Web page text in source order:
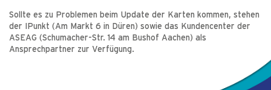
Sollte es zu Problemen beim Update der Karten kommen, stehen
der IPunkt (Am Markt 6 in Düren) sowie das Kundencenter der
ASEAG (Schumacher-Str. 14 am Bushof Aachen) als
Ansprechpartner zur Verfügung.